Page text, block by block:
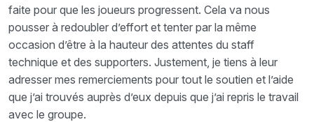
faite pour que les joueurs progressent. Cela va nous
pousser à redoubler d’effort et tenter par la même
occasion d’être à la hauteur des attentes du staff
technique et des supporters. Justement, je tiens à leur
adresser mes remerciements pour tout le soutien et l’aide
que j’ai trouvés auprès d’eux depuis que j’ai repris le travail
avec le groupe.